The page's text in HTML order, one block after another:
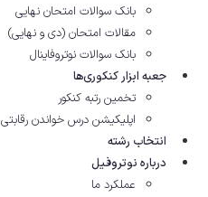
بانک سوالات امتحان نهایی
مقالات امتحان (دی و نهایی)
بانک سوالات نوتروفاینال
جعبه ابزار کنکوری‌ها
تخمین رتبه کنکور
اپلیکیشن درس خواندن رقابتی
انتخاب رشته
درباره نوتروفیل
عملکرد ما